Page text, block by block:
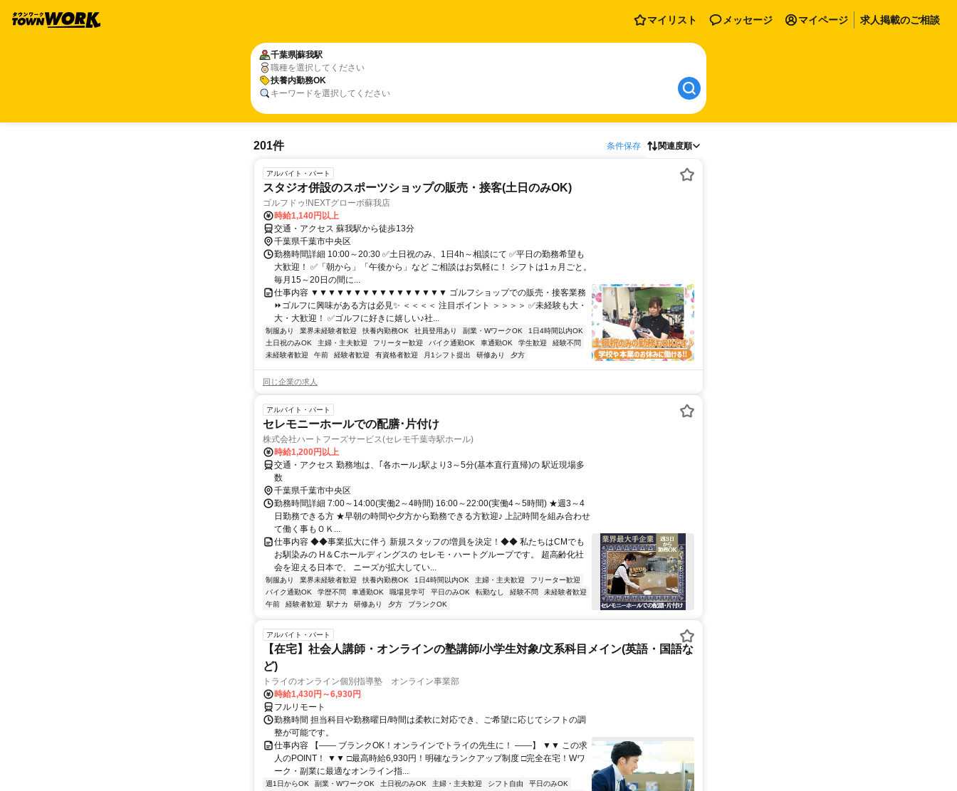
マイリスト メッセージ マイページ 求人掲載のご相談
千葉県蘇我駅
職種を選択してください
扶養内勤務OK
キーワードを選択してください
201件 条件保存 関連度順
アルバイト・パート
スタジオ併設のスポーツショップの販売・接客(土日のみOK)
ゴルフドゥ!NEXTグローボ蘇我店
時給1,140円以上
交通・アクセス 蘇我駅から徒歩13分
千葉県千葉市中央区
勤務時間詳細 10:00～20:30 ✅土日祝のみ、1日4h～相談にて ✅平日の勤務希望も
大歓迎！ ✅「朝から」「午後から」など ご相談はお気軽に！ シフトは1ヵ月ごと。
毎月15～20日の間に...
仕事内容 ▼▼▼▼▼▼▼▼▼▼▼▼▼▼▼▼ ゴルフショップでの販売・接客業務
⏩ゴルフに興味がある方は必見✨ ＜＜＜＜ 注目ポイント ＞＞＞＞ ✅未経験も大・
大・大歓迎！ ✅ゴルフに好きに嬉しい♪社...
制服あり 業界未経験者歓迎 扶養内勤務OK 社員登用あり 副業・WワークOK
1日4時間以内OK
土日祝のみOK
主婦・主夫歓迎 フリーター歓迎 バイク通勤OK 車通勤OK 学生歓迎
経験不問
未経験者歓迎
午前 経験者歓迎 有資格者歓迎 月1シフト提出 研修あり 夕方
同じ企業の求人
アルバイト・パート
セレモニーホールでの配膳･片付け
株式会社ハートフーズサービス(セレモ千葉寺駅ホール)
時給1,200円以上
交通・アクセス 勤務地は、｢各ホール｣駅より3～5分(基本直行直帰)の 駅近現場多
数
千葉県千葉市中央区
勤務時間詳細 7:00～14:00(実働2～4時間) 16:00～22:00(実働4～5時間) ★週3～4
日勤務できる方 ★早朝の時間や夕方から勤務できる方歓迎♪ 上記時間を組み合わせ
て働く事もＯＫ...
仕事内容 ◆◆事業拡大に伴う 新規スタッフの増員を決定！◆◆ 私たちはCMでも
お馴染みの H＆Cホールディングスの セレモ・ハートグループです。 超高齢化社
会を迎える日本で、 ニーズが拡大してい...
制服あり 業界未経験者歓迎 扶養内勤務OK 1日4時間以内OK 主婦・主夫歓迎
フリーター歓迎
バイク通勤OK
学歴不問 車通勤OK 職場見学可 平日のみOK 転勤なし 経験不問
未経験者歓迎
午前
経験者歓迎 駅ナカ 研修あり 夕方 ブランクOK
アルバイト・パート
【在宅】社会人講師・オンラインの塾講師/小学生対象/文系科目メイン(英語・国語な
ど)
トライのオンライン個別指導塾 オンライン事業部
時給1,430円～6,930円
フルリモート
勤務時間 担当科目や勤務曜日/時間は柔軟に対応でき、ご希望に応じてシフトの調
整が可能です。
仕事内容 【―― ブランクOK！オンラインでトライの先生に！ ――】 ▼▼ この求
人のPOINT！ ▼▼ □最高時給6,930円！明確なランクアップ制度 □完全在宅！Wワ
ーク・副業に最適なオンライン指...
週1日からOK 副業・WワークOK 土日祝のみOK 主婦・主夫歓迎 シフト自由
平日のみOK